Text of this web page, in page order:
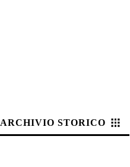
ARCHIVIO STORICO